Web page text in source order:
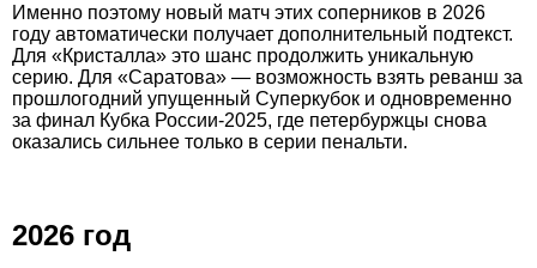
Именно поэтому новый матч этих соперников в 2026
году автоматически получает дополнительный подтекст.
Для «Кристалла» это шанс продолжить уникальную
серию. Для «Саратова» — возможность взять реванш за
прошлогодний упущенный Суперкубок и одновременно
за финал Кубка России-2025, где петербуржцы снова
оказались сильнее только в серии пенальти.
2026 год